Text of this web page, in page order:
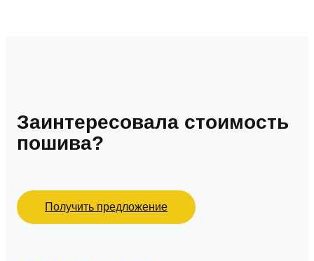
Заинтересовала стоимость
пошива?
Получить предложение